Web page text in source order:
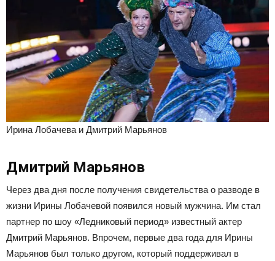
Ирина Лобачева и Дмитрий Марьянов
Дмитрий Марьянов
Через два дня после получения свидетельства о разводе в
жизни Ирины Лобачевой появился новый мужчина. Им стал
партнер по шоу «Ледниковый период» известный актер
Дмитрий Марьянов. Впрочем, первые два года для Ирины
Марьянов был только другом, который поддерживал в